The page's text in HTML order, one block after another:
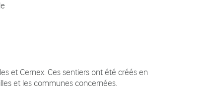
et Cernex. Ces sentiers ont été créés en
et les communes concernées.